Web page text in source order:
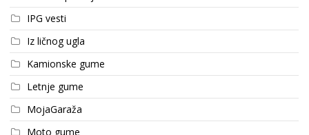
IPG vesti
Iz ličnog ugla
Kamionske gume
Letnje gume
MojaGaraža
Moto gume